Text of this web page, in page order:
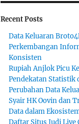
Recent Posts
Data Keluaran
Perkembangan
Konsisten
Rupiah Anjlok Picu
Pendekatan Statistik
Perubahan Data
Syair HK Oovin dan
Data dalam
Daftar Situs Judi Live